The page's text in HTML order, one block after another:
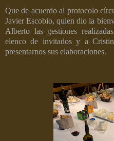
Que de acuerdo al protocolo
Javier Escobio, quien dio la
Alberto las gestiones
elenco de invitados y a
presentarnos sus elaboraciones.